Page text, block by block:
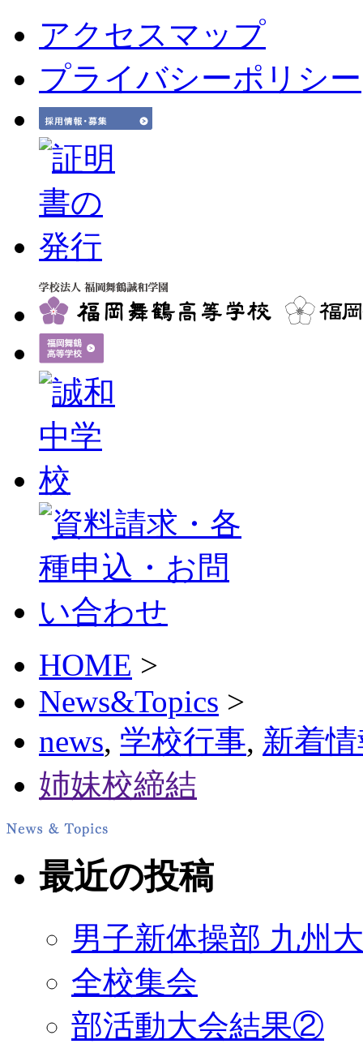
アクセスマップ
プライバシーポリシー
HOME >
News&Topics >
news, 学校行事, 新着
姉妹校締結
最近の投稿
男子新体操部 九州
全校集会
部活動大会結果②